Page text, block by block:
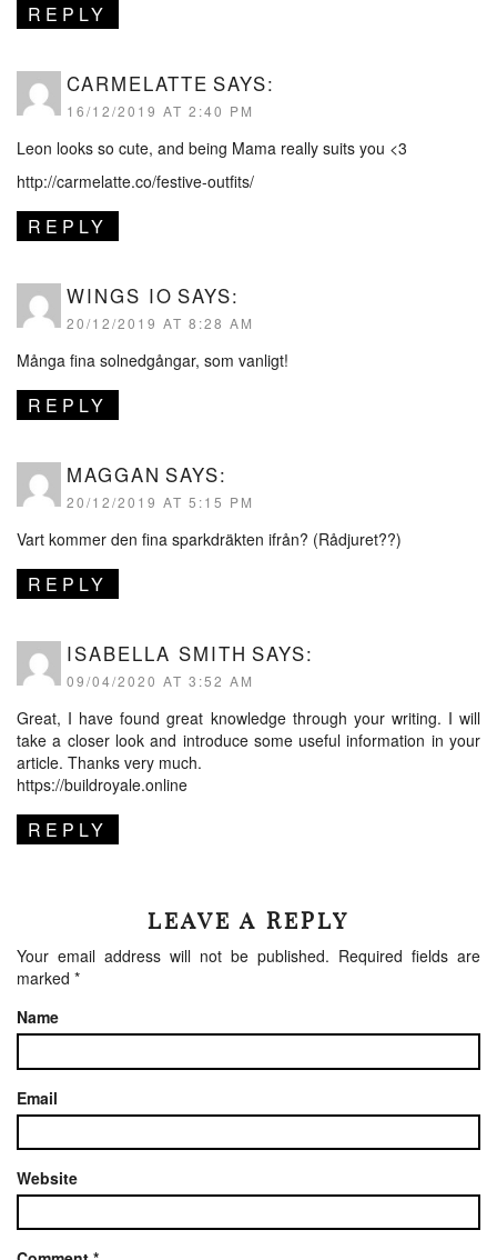
REPLY
CARMELATTE SAYS:
16/12/2019 AT 2:40 PM
Leon looks so cute, and being Mama really suits you <3
http://carmelatte.co/festive-outfits/
REPLY
WINGS IO SAYS:
20/12/2019 AT 8:28 AM
Många fina solnedgångar, som vanligt!
REPLY
MAGGAN SAYS:
20/12/2019 AT 5:15 PM
Vart kommer den fina sparkdräkten ifrån? (Rådjuret??)
REPLY
ISABELLA SMITH SAYS:
09/04/2020 AT 3:52 AM
Great, I have found great knowledge through your writing. I will
take a closer look and introduce some useful information in your
article. Thanks very much.
https://buildroyale.online
REPLY
LEAVE A REPLY
Your email address will not be published. Required fields are
marked *
Name
Email
Website